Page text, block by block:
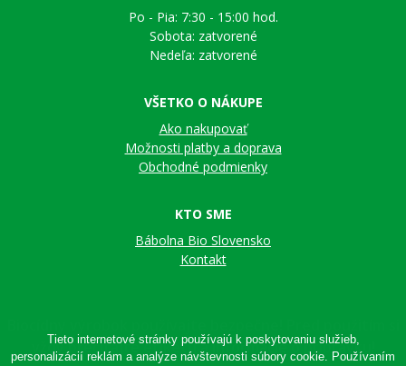
Po - Pia: 7:30 - 15:00 hod.
Sobota: zatvorené
Nedeľa: zatvorené
VŠETKO O NÁKUPE
Ako nakupovať
Možnosti platby a doprava
Obchodné podmienky
KTO SME
Bábolna Bio Slovensko
Kontakt
Tieto internetové stránky používajú k poskytovaniu služieb,
personalizácií reklám a analýze návštevnosti súbory cookie. Používaním